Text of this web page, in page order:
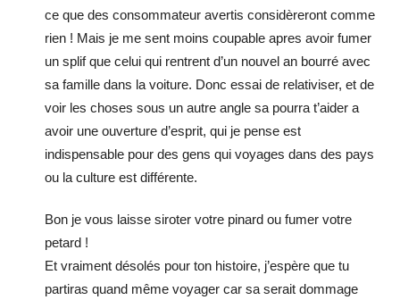
ce que des consommateur avertis considèreront comme
rien ! Mais je me sent moins coupable apres avoir fumer
un splif que celui qui rentrent d’un nouvel an bourré avec
sa famille dans la voiture. Donc essai de relativiser, et de
voir les choses sous un autre angle sa pourra t’aider a
avoir une ouverture d’esprit, qui je pense est
indispensable pour des gens qui voyages dans des pays
ou la culture est différente.
Bon je vous laisse siroter votre pinard ou fumer votre
petard !
Et vraiment désolés pour ton histoire, j’espère que tu
partiras quand même voyager car sa serait dommage